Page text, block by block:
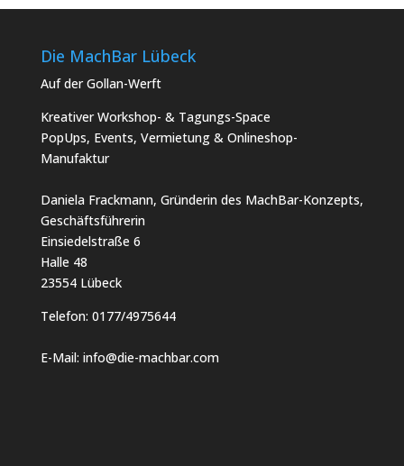
Die MachBar Lübeck
Auf der Gollan-Werft
Kreativer Workshop- & Tagungs-Space
PopUps, Events, Vermietung & Onlineshop-
Manufaktur
Daniela Frackmann, Gründerin des MachBar-Konzepts,
Geschäftsführerin
Einsiedelstraße 6
Halle 48
23554 Lübeck
Telefon: 0177/4975644
E-Mail: info@die-machbar.com